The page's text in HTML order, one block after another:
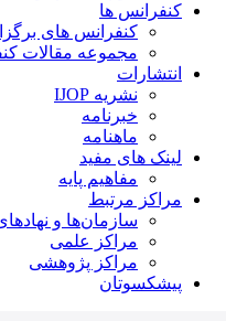
کنفرانس ها
کنفرانس های
مجموعه مقالات
انتشارات
نشریه IJOP
خبرنامه
ماهنامه
لینک های مفید
مفاهیم پایه
مراکز مرتبط
سازمان‌ها و
مراکز علمی
مراکز پژوهشی
پیشکسوتان